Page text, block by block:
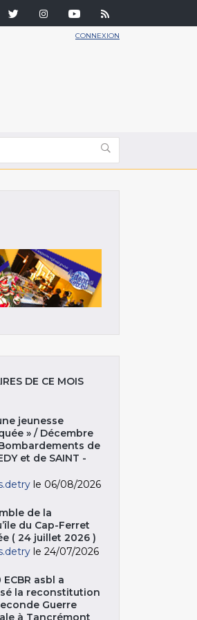
CONNEXION
DE CE MOIS
jeunesse
» / Décembre
de
et de SAINT -
le 06/08/2026
de la
du Cap-Ferret
( 24 juillet 2026 )
le 24/07/2026
asbl a
la reconstitution
Guerre
à Tancrémont